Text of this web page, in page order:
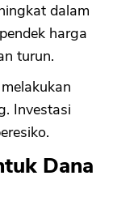
dalam
harga
turun.
Investasi
Dana